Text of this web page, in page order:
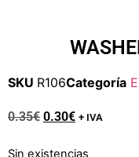
SKU R106Categoría
0.35€ 0.30€ + IVA
Sin existencias